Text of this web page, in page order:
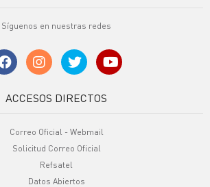
Síguenos en nuestras redes
ACCESOS DIRECTOS
Correo Oficial - Webmail
Solicitud Correo Oficial
Refsatel
Datos Abiertos